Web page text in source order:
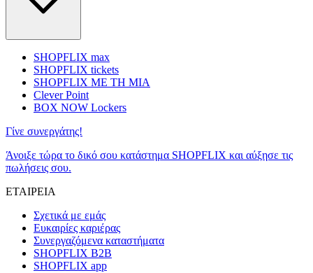
SHOPFLIX max
SHOPFLIX tickets
SHOPFLIX ΜΕ ΤΗ ΜΙΑ
Clever Point
BOX NOW Lockers
Γίνε συνεργάτης!
Άνοιξε τώρα το δικό σου κατάστημα SHOPFLIX και αύξησε τις
πωλήσεις σου.
ΕΤΑΙΡΕΙΑ
Σχετικά με εμάς
Ευκαιρίες καριέρας
Συνεργαζόμενα καταστήματα
SHOPFLIX B2B
SHOPFLIX app